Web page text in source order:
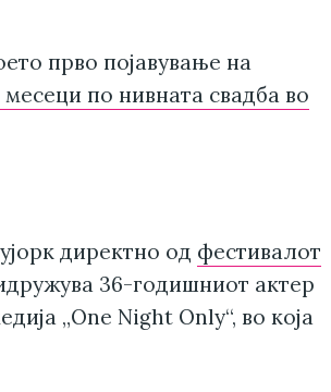
прво појавување на
месеци по нивната свадба во
директно од фестивалот
36-годишниот актер
„One Night Only“, во која